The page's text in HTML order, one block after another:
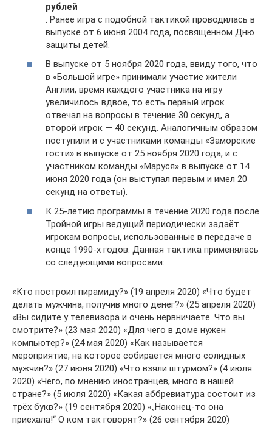
рублей
. Ранее игра с подобной тактикой проводилась в
выпуске от 6 июня 2004 года, посвящённом Дню
защиты детей.
В выпуске от 5 ноября 2020 года, ввиду того, что
в «Большой игре» принимали участие жители
Англии, время каждого участника на игру
увеличилось вдвое, то есть первый игрок
отвечал на вопросы в течение 30 секунд, а
второй игрок — 40 секунд. Аналогичным образом
поступили и с участниками команды «Заморские
гости» в выпуске от 25 ноября 2020 года, и с
участником команды «Маруся» в выпуске от 14
июня 2020 года (он выступал первым и имел 20
секунд на ответы).
К 25-летию программы в течение 2020 года после
Тройной игры ведущий периодически задаёт
игрокам вопросы, использованные в передаче в
конце 1990-х годов. Данная тактика применялась
со следующими вопросами:
«Кто построил пирамиду?» (19 апреля 2020) «Что будет
делать мужчина, получив много денег?» (25 апреля 2020)
«Вы сидите у телевизора и очень нервничаете. Что вы
смотрите?» (23 мая 2020) «Для чего в доме нужен
компьютер?» (24 мая 2020) «Как называется
мероприятие, на которое собирается много солидных
мужчин?» (27 июня 2020) «Что взяли штурмом?» (4 июля
2020) «Чего, по мнению иностранцев, много в нашей
стране?» (5 июля 2020) «Какая аббревиатура состоит из
трёх букв?» (19 сентября 2020) «„Наконец-то она
приехала!“ О ком так говорят?» (26 сентября 2020)